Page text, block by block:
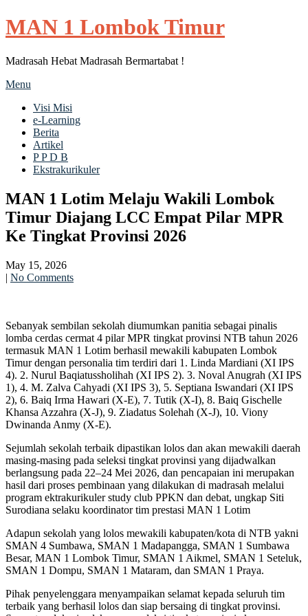
MAN 1 Lombok Timur
Madrasah Hebat Madrasah Bermartabat !
Menu
Visi Misi
e-Learning
Berita
Artikel
P P D B
Ekstrakurikuler
MAN 1 Lotim Melaju Wakili Lombok
Timur Diajang LCC Empat Pilar MPR
Ke Tingkat Provinsi 2026
May 15, 2026
| No Comments
Sebanyak sembilan sekolah diumumkan panitia sebagai pinalis
lomba cerdas cermat 4 pilar MPR tingkat provinsi NTB tahun 2026
termasuk MAN 1 Lotim berhasil mewakili kabupaten Lombok
Timur dengan personalia tim terdiri dari 1. Linda Mardiani (XI IPS
4). 2. Nurul Baqiatussholihah (XI IPS 2). 3. Noval Anugrah (XI IPS
1), 4. M. Zalva Cahyadi (XI IPS 3), 5. Septiana Iswandari (XI IPS
2), 6. Baiq Irma Hawari (X-E), 7. Tutik (X-I), 8. Baiq Gischelle
Khansa Azzahra (X-J), 9. Ziadatus Solehah (X-J), 10. Viony
Dwinanda Anmy (X-E).
Sejumlah sekolah terbaik dipastikan lolos dan akan mewakili daerah
masing-masing pada seleksi tingkat provinsi yang dijadwalkan
berlangsung pada 22–24 Mei 2026, dan pencapaian ini merupakan
hasil dari proses pembinaan yang dilakukan di madrasah melalui
program ektrakurikuler study club PPKN dan debat, ungkap Siti
Surodiana selaku koordinator tim prestasi MAN 1 Lotim
Adapun sekolah yang lolos mewakili kabupaten/kota di NTB yakni
SMAN 4 Sumbawa, SMAN 1 Madapangga, SMAN 1 Sumbawa
Besar, MAN 1 Lombok Timur, SMAN 1 Aikmel, SMAN 1 Seteluk,
SMAN 1 Dompu, SMAN 1 Mataram, dan SMAN 1 Praya.
Pihak penyelenggara menyampaikan selamat kepada seluruh tim
terbaik yang berhasil lolos dan siap bersaing di tingkat provinsi.